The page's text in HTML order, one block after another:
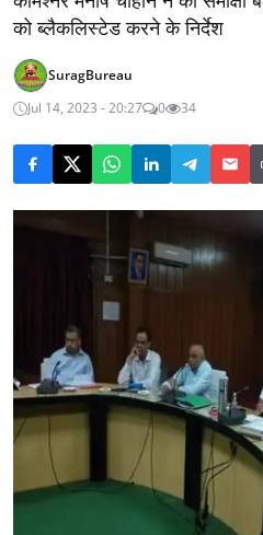
को ब्लैकलिस्टेड करने के निर्देश
SuragBureau
Jul 14, 2023 - 20:27
0 34